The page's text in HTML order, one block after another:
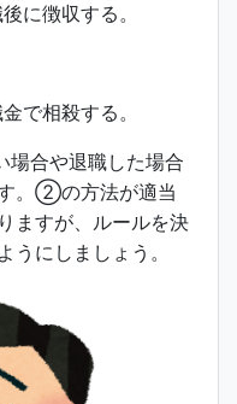
に徴収する。
で相殺する。
合や退職した場合
。②の方法が適当
ますが、ルールを決
うにしましょう。